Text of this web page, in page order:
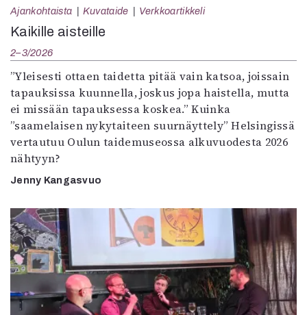
Ajankohtaista Kuvataide Verkkoartikkeli
Kaikille aisteille
2–3/2026
”Yleisesti ottaen taidetta pitää vain katsoa, joissain
tapauksissa kuunnella, joskus jopa haistella, mutta
ei missään tapauksessa koskea.” Kuinka
”saamelaisen nykytaiteen suurnäyttely” Helsingissä
vertautuu Oulun taidemuseossa alkuvuodesta 2026
nähtyyn?
Jenny Kangasvuo